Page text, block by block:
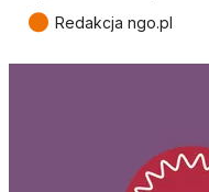
● Redakcja ngo.pl